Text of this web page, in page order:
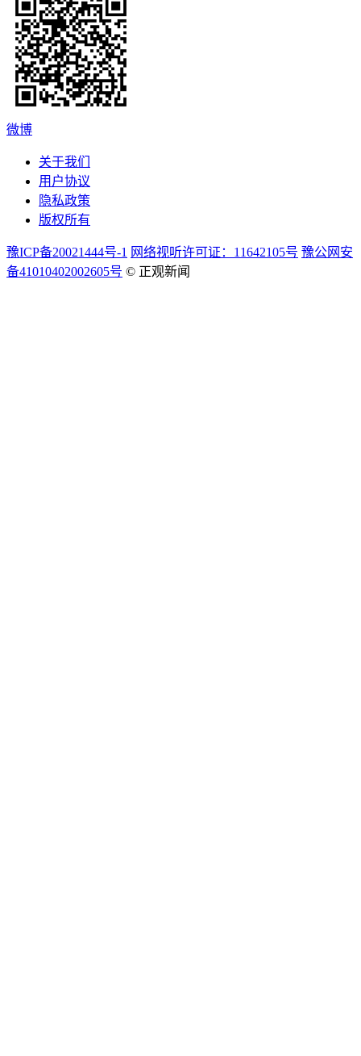
微博
关于我们
用户协议
隐私政策
版权所有
豫ICP备20021444号-1 网络视听许可证：11642105号 豫公网安
备41010402002605号 © 正观新闻